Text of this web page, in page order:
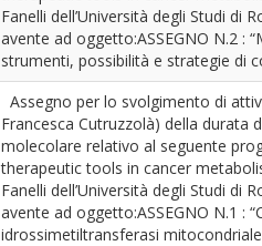
Fanelli dell’Università degli Studi di
avente ad oggetto:ASSEGNO N.2 :
strumenti, possibilità e strategie di
Assegno per lo svolgimento di
Francesca Cutruzzolà) della durata
molecolare relativo al seguente
therapeutic tools in cancer
Fanelli dell’Università degli Studi di
avente ad oggetto:ASSEGNO N.1 :
idrossimetiltransferasi